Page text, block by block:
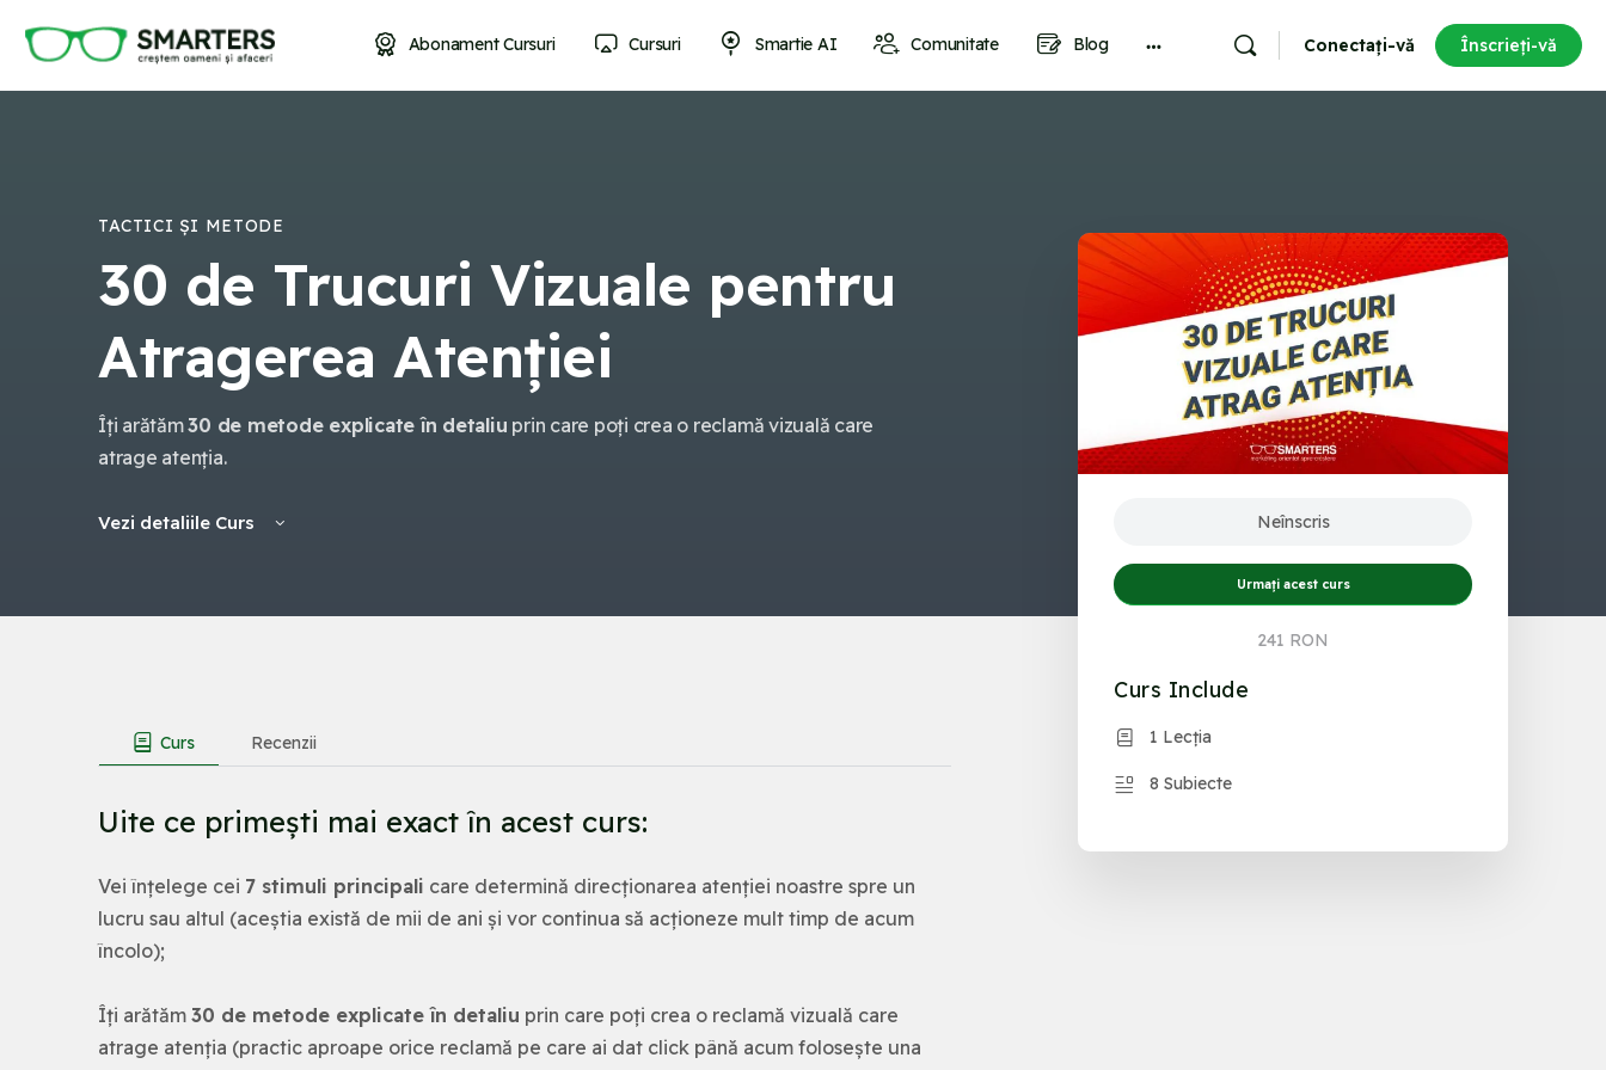
Abonament Cursuri Cursuri Smartie AI Comunitate Blog
options
Conectați-vă Înscrieți-vă
TACTICI ȘI METODE
30 de Trucuri Vizuale pentru
Atragerea Atenției
Îți arătăm30 de metode explicate în detaliu prin care poți crea o reclamă vizuală care
atrage atenția.
Vezi detaliile Curs
Curs Recenzii
Uite ce primești mai exact în acest curs:
Vei înțelege cei 7 stimuli principali care determină direcționarea atenției noastre spre un
lucru sau altul (aceștia există de mii de ani și vor continua să acționeze mult timp de acum
încolo);
Îți arătăm 30 de metode explicate în detaliu prin care poți crea o reclamă vizuală care
atrage atenția (practic aproape orice reclamă pe care ai dat click până acum folosește una
Neînscris
Urmați acest curs
241 RON
Curs Include
1 Lecția
8 Subiecte